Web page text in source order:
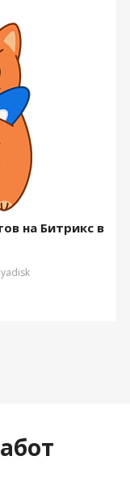
на Битрикс в